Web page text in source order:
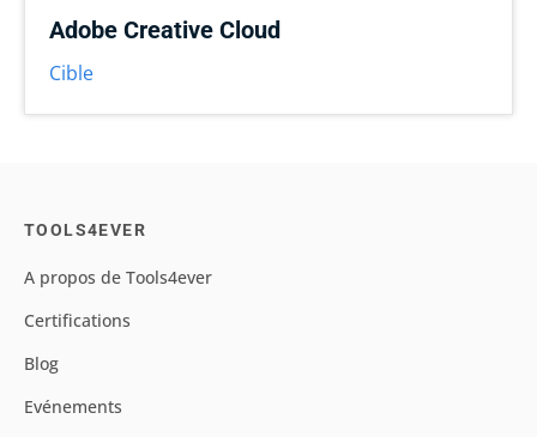
Adobe Creative Cloud
Cible
TOOLS4EVER
A propos de Tools4ever
Certifications
Blog
Evénements